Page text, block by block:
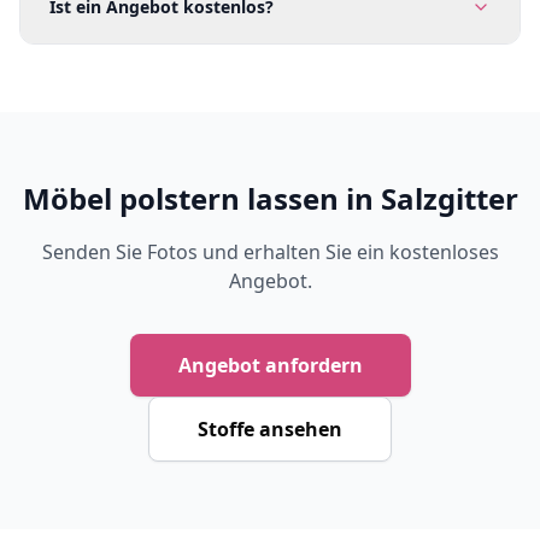
Ist ein Angebot kostenlos?
Möbel polstern lassen in Salzgitter
Senden Sie Fotos und erhalten Sie ein kostenloses
Angebot.
Angebot anfordern
Stoffe ansehen